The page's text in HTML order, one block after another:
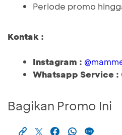
Periode promo
Kontak :
Instagram :
Whatsapp Service :
Bagikan Promo Ini